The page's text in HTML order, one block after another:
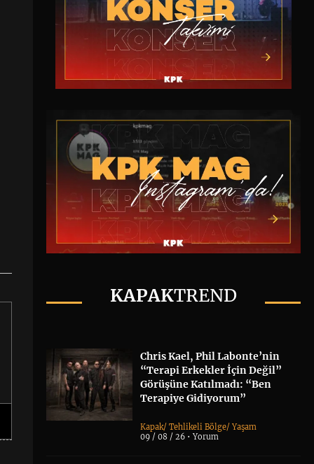
KAPAKTREND
Chris Kael, Phil Labonte’nin
“Terapi Erkekler İçin Değil”
Görüşüne Katılmadı: “Ben
Terapiye Gidiyorum”
Kapak/Tehlikeli Bölge/Yaşam
09 / 08 / 26 •Yorum